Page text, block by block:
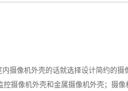
摄像机外壳的话就选择设计简约的
摄像机外壳和金属摄像机外壳；摄